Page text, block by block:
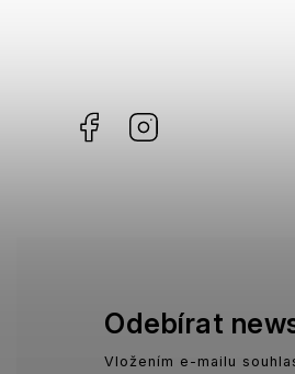
Facebook
Odebírat
Vložením e-mailu